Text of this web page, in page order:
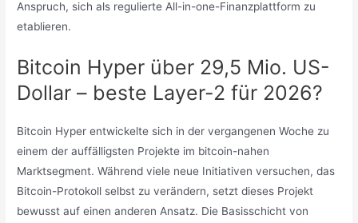
Anspruch, sich als regulierte All-in-one-Finanzplattform zu
etablieren.
Bitcoin Hyper über 29,5 Mio. US-
Dollar – beste Layer-2 für 2026?
Bitcoin Hyper entwickelte sich in der vergangenen Woche zu
einem der auffälligsten Projekte im bitcoin-nahen
Marktsegment. Während viele neue Initiativen versuchen, das
Bitcoin-Protokoll selbst zu verändern, setzt dieses Projekt
bewusst auf einen anderen Ansatz. Die Basisschicht von